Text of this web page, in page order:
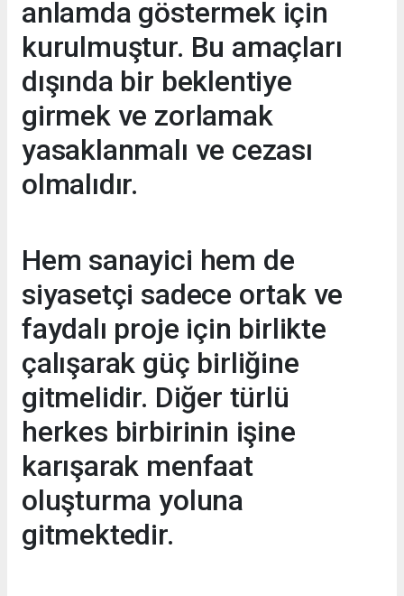
anlamda göstermek için
kurulmuştur. Bu amaçları
dışında bir beklentiye
girmek ve zorlamak
yasaklanmalı ve cezası
olmalıdır.
Hem sanayici hem de
siyasetçi sadece ortak ve
faydalı proje için birlikte
çalışarak güç birliğine
gitmelidir. Diğer türlü
herkes birbirinin işine
karışarak menfaat
oluşturma yoluna
gitmektedir.